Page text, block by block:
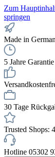
Zum
springen
Made in
5 Jahre Garantie
30 Tage
Trusted Shops:
Hotline 05302